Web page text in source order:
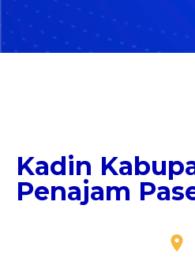
Kadin
Penajam